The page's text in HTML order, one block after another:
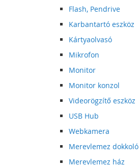
Flash, Pendrive
Karbantartó eszköz
Kártyaolvasó
Mikrofon
Monitor
Monitor konzol
Videorögzítő eszköz
USB Hub
Webkamera
Merevlemez dokkoló
Merevlemez ház